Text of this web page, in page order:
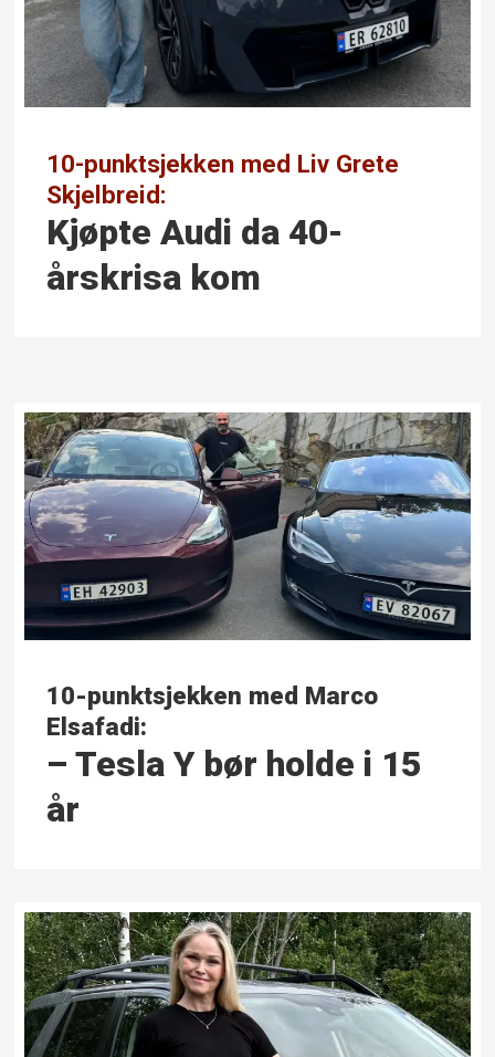
10-punktsjekken med Liv Grete
Skjelbreid:
Kjøpte Audi da 40-
årskrisa kom
10-punktsjekken med Marco
Elsafadi:
– Tesla Y bør holde i 15
år